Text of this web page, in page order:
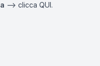
—-> clicca QUI.